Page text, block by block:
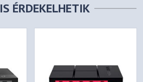
ÉRDEKELHETIK